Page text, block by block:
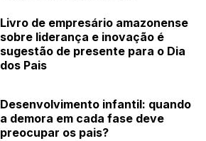
Livro de empresário amazonense
sobre liderança e inovação é
sugestão de presente para o Dia
dos Pais
Desenvolvimento infantil: quando
a demora em cada fase deve
preocupar os pais?